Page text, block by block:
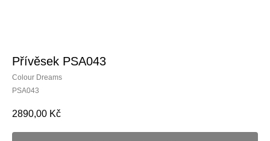
Přívěsek PSA043
Colour Dreams
PSA043
2890,00 Kč